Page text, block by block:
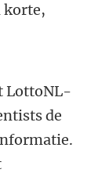
korte,
LottoNL-
de